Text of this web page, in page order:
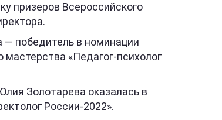
призеров Всероссийского
— победитель в номинации
мастерства «Педагог-психолог
Золотарева оказалась в
России-2022».